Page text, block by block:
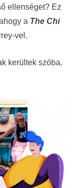
ellenséget? Ez
a The Chi
vel.
kerültek szóba.